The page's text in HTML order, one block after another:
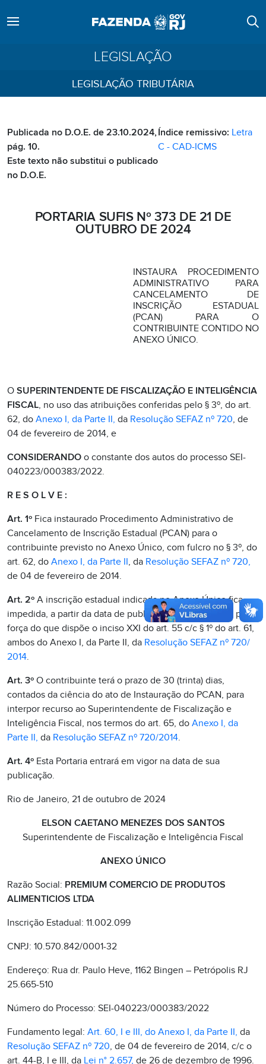
LEGISLAÇÃO
LEGISLAÇÃO TRIBUTÁRIA
Publicada no D.O.E. de 23.10.2024,
pág. 10.
Este texto não substitui o publicado
no D.O.E.
Índice remissivo: Letra
C - CAD-ICMS
PORTARIA SUFIS Nº 373 DE 21 DE
OUTUBRO DE 2024
INSTAURA PROCEDIMENTO
ADMINISTRATIVO PARA
CANCELAMENTO DE
INSCRIÇÃO ESTADUAL
(PCAN) PARA O
CONTRIBUINTE CONTIDO NO
ANEXO ÚNICO.
O SUPERINTENDENTE DE FISCALIZAÇÃO E INTELIGÊNCIA
FISCAL, no uso das atribuições conferidas pelo § 3º, do art.
62, do Anexo I, da Parte II, da Resolução SEFAZ nº 720, de
04 de fevereiro de 2014, e
CONSIDERANDO o constante dos autos do processo SEI-
040223/000383/2022.
R E S O L V E :
Art. 1º Fica instaurado Procedimento Administrativo de
Cancelamento de Inscrição Estadual (PCAN) para o
contribuinte previsto no Anexo Único, com fulcro no § 3º, do
art. 62, do Anexo I, da Parte II, da Resolução SEFAZ nº 720,
de 04 de fevereiro de 2014.
Art. 2º A inscrição estadual indicada no Anexo Único fica
impedida, a partir da data de publicação desta Portaria, por
força do que dispõe o inciso XXI do art. 55 c/c § 1º do art. 61,
ambos do Anexo I, da Parte II, da Resolução SEFAZ nº 720/
2014.
Art. 3º O contribuinte terá o prazo de 30 (trinta) dias,
contados da ciência do ato de Instauração do PCAN, para
interpor recurso ao Superintendente de Fiscalização e
Inteligência Fiscal, nos termos do art. 65, do Anexo I, da
Parte II, da Resolução SEFAZ nº 720/2014.
Art. 4º Esta Portaria entrará em vigor na data de sua
publicação.
Rio de Janeiro, 21 de outubro de 2024
ELSON CAETANO MENEZES DOS SANTOS
Superintendente de Fiscalização e Inteligência Fiscal
ANEXO ÚNICO
Razão Social: PREMIUM COMERCIO DE PRODUTOS
ALIMENTICIOS LTDA
Inscrição Estadual: 11.002.099
CNPJ: 10.570.842/0001-32
Endereço: Rua dr. Paulo Heve, 1162 Bingen – Petrópolis RJ
25.665-510
Número do Processo: SEI-040223/000383/2022
Fundamento legal: Art. 60, I e III, do Anexo I, da Parte II, da
Resolução SEFAZ nº 720, de 04 de fevereiro de 2014, c/c o
art. 44-B, I e III, da Lei n° 2.657, de 26 de dezembro de 1996.